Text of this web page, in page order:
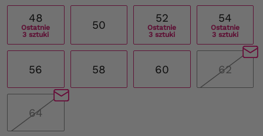
48
Ostatnie
3 sztuki
50
52
Ostatnie
3 sztuki
54
Ostatnie
3 sztuki
56 58 60 62
64